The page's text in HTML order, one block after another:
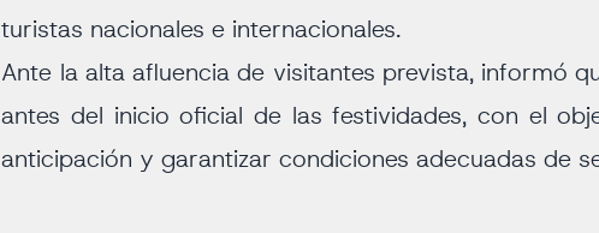
turistas nacionales e internacionales.
Ante la alta afluencia de visitantes prevista, informó
antes del inicio oficial de las festividades, con el
anticipación y garantizar condiciones adecuadas de